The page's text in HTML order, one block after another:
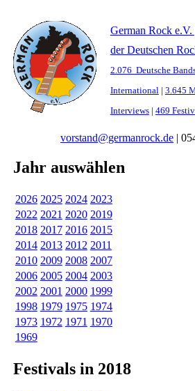
German Rock
der Deutschen
2.076 Deutsche
International| 3.645
Interviews| 469
vorstand@germanrock.de|
Jahr auswählen
2026 2025 2024 2023
2022 2021 2020 2019
2018 2017 2016 2015
2014 2013 2012 2011
2010 2009 2008 2007
2006 2005 2004 2003
2002 2001 2000 1999
1998 1979 1975 1974
1973 1972 1971 1970
1969
Festivals in 2018